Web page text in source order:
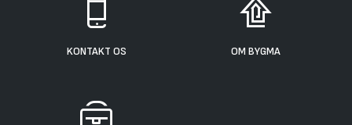
KONTAKT OS OM BYGMA